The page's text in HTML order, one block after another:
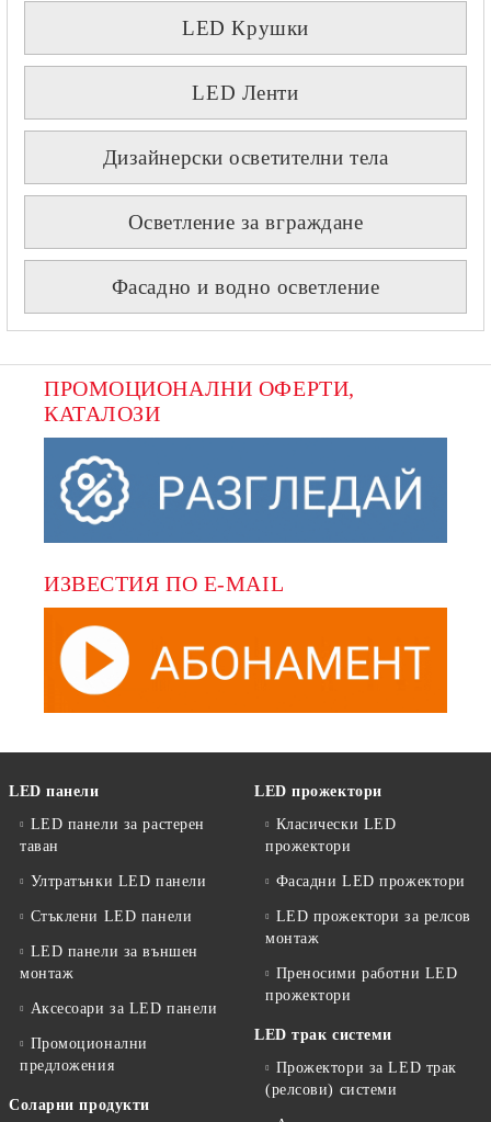
LED Крушки
LED Ленти
Дизайнерски осветителни тела
Осветление за вграждане
Фасадно и водно осветление
ПРОМОЦИОНАЛНИ ОФЕРТИ,
КАТАЛОЗИ
ИЗВЕСТИЯ ПО E-MAIL
LED панели
LED панели за растерен
таван
Ултратънки LED панели
Стъклени LED панели
LED панели за външен
монтаж
Аксесоари за LED панели
Промоционални
предложения
Соларни продукти
LED прожектори
Класически LED
прожектори
Фасадни LED прожектори
LED прожектори за релсов
монтаж
Преносими работни LED
прожектори
LED трак системи
Прожектори за LED трак
(релсови) системи